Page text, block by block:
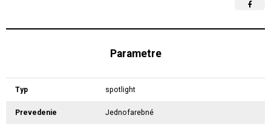
Parametre
Typ spotlight
Prevedenie Jednofarebné